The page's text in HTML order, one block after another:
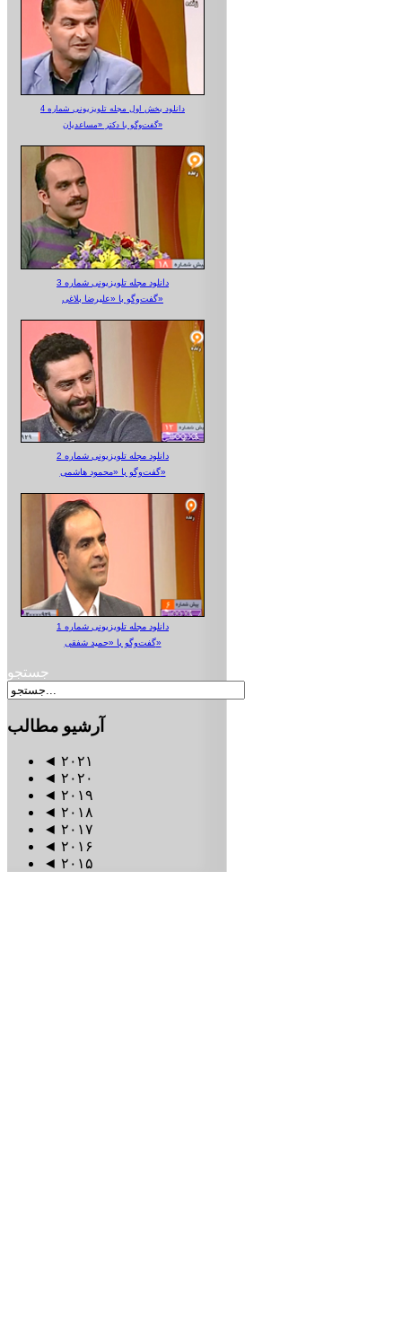
دانلود بخش اول مجله تلویزیونی شماره 4
گفت‌وگو با دکتر «مساعدیان»
دانلود مجله تلویزیونی شماره 3
گفت‌وگو با «علیرضا بلاغی»
دانلود مجله تلویزیونی شماره 2
گفت‌وگو با «محمود هاشمی»
دانلود مجله تلویزیونی شماره 1
گفت‌وگو با «حمید شفقی»
جستجو
آرشیو مطالب
◄ ۲۰۲۱
◄ ۲۰۲۰
◄ ۲۰۱۹
◄ ۲۰۱۸
◄ ۲۰۱۷
◄ ۲۰۱۶
◄ ۲۰۱۵